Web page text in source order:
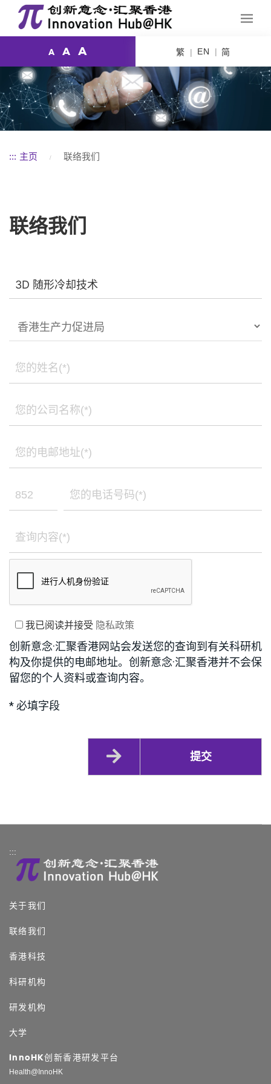
A A A 繁 EN 简
::: 主页 联络我们
联络我们
我已阅读并接受 隐私政策
创新意念·汇聚香港网站会发送您的查询到有关科研机
构及你提供的电邮地址。创新意念·汇聚香港并不会保
留您的个人资料或查询内容。
* 必填字段
提交
:::
关于我们
联络我们
香港科技
科研机构
研发机构
大学
InnoHK创新香港研发平台
Health@InnoHK